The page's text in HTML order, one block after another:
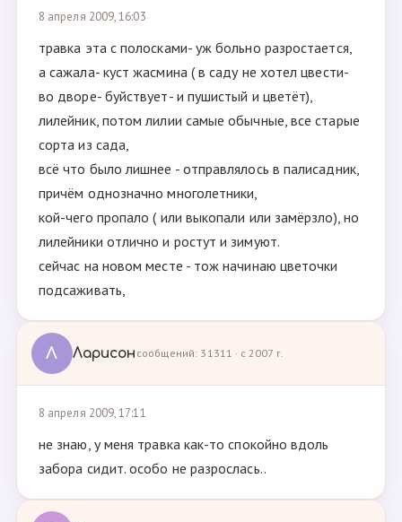
8 апреля 2009, 16:03
травка эта с полосками- уж больно разростается,
а сажала- куст жасмина ( в саду не хотел цвести-
во дворе- буйствует- и пушистый и цветёт),
лилейник, потом лилии самые обычные, все старые
сорта из сада,
всё что было лишнее - отправлялось в палисадник,
причём однозначно многолетники,
кой-чего пропало ( или выкопали или замёрзло), но
лилейники отлично и ростут и зимуют.
сейчас на новом месте - тож начинаю цветочки
подсаживать,
Л Ларисон сообщений: 31311 · с 2007 г.
8 апреля 2009, 17:11
не знаю, у меня травка как-то спокойно вдоль
забора сидит. особо не разрослась..